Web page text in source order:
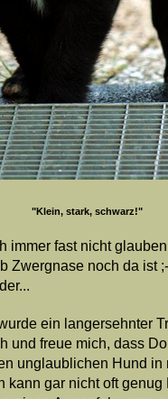
"Klein, stark, schwarz!"
immer fast nicht
Zwergnase noch da ist
ein langersehnter
und freue mich, dass
unglaublichen Hund in
kann gar nicht oft genug